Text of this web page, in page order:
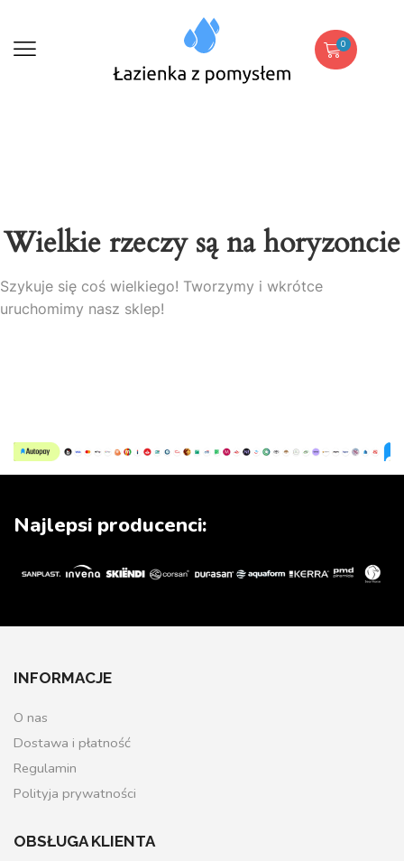
0
Wielkie rzeczy są na horyzoncie
Szykuje się coś wielkiego! Tworzymy i wkrótce
uruchomimy nasz sklep!
Najlepsi producenci:
INFORMACJE
O nas
Dostawa i płatność
Regulamin
Polityja prywatności
OBSŁUGA KLIENTA